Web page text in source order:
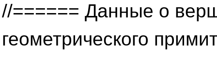
//====== Данные о
геометрического